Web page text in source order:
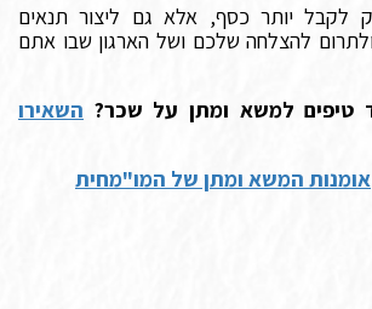
לקבל יותר כסף, אלא גם ליצור תנאים
להצלחה שלכם ושל הארגון שבו אתם
טיפים למשא ומתן על שכר? השאירו
אומנות המשא ומתן של המו"מחית